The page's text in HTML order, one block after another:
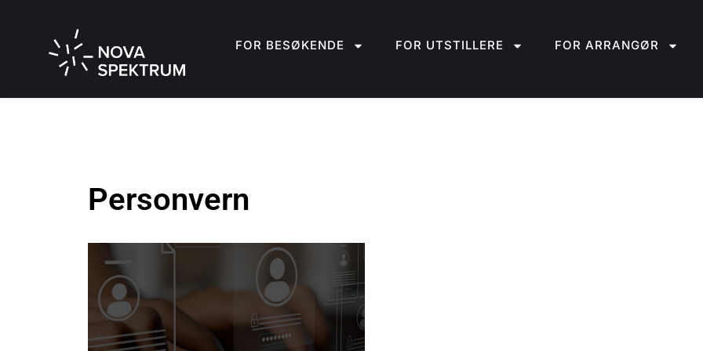
FOR BESØKENDE FOR UTSTILLERE FOR ARRANGØR
Personvern